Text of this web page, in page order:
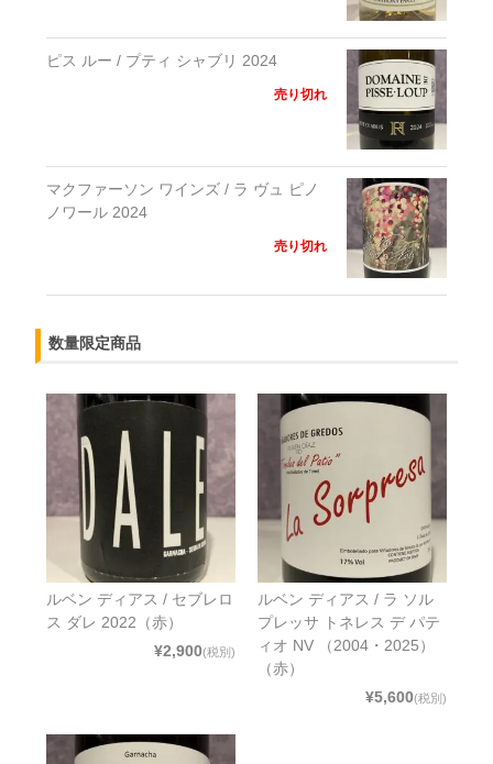
ピス ルー / プティ シャブリ 2024
売り切れ
マクファーソン ワインズ / ラ ヴュ ピノ
ノワール 2024
売り切れ
数量限定商品
ルベン ディアス / セブレロ
ス ダレ 2022（赤）
¥2,900(税別)
ルベン ディアス / ラ ソル
プレッサ トネレス デ パテ
ィオ NV （2004・2025）
（赤）
¥5,600(税別)